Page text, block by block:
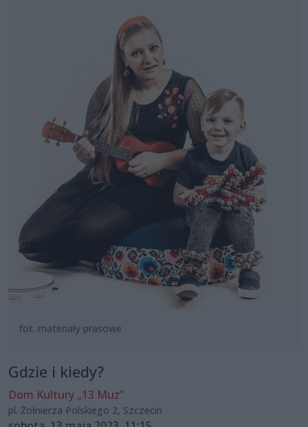
fot. materiały prasowe
Gdzie i kiedy?
Dom Kultury „13 Muz”
pl. Żołnierza Polskiego 2, Szczecin